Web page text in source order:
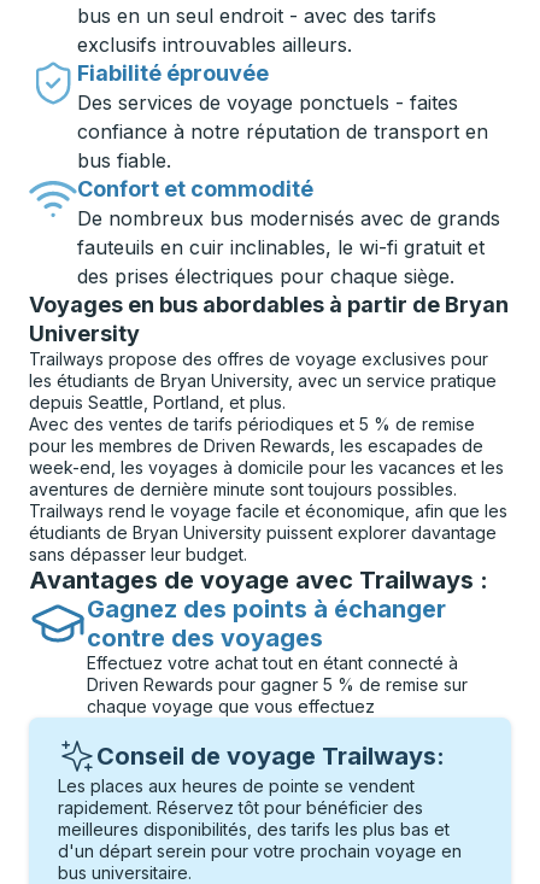
bus en un seul endroit - avec des tarifs
exclusifs introuvables ailleurs.
Fiabilité éprouvée
Des services de voyage ponctuels - faites
confiance à notre réputation de transport en
bus fiable.
Confort et commodité
De nombreux bus modernisés avec de grands
fauteuils en cuir inclinables, le wi-fi gratuit et
des prises électriques pour chaque siège.
Voyages en bus abordables à partir de Bryan
University
Trailways propose des offres de voyage exclusives pour
les étudiants de Bryan University, avec un service pratique
depuis Seattle, Portland, et plus.
Avec des ventes de tarifs périodiques et 5 % de remise
pour les membres de Driven Rewards, les escapades de
week-end, les voyages à domicile pour les vacances et les
aventures de dernière minute sont toujours possibles.
Trailways rend le voyage facile et économique, afin que les
étudiants de Bryan University puissent explorer davantage
sans dépasser leur budget.
Avantages de voyage avec Trailways :
Gagnez des points à échanger
contre des voyages
Effectuez votre achat tout en étant connecté à
Driven Rewards pour gagner 5 % de remise sur
chaque voyage que vous effectuez
Conseil de voyage Trailways:
Les places aux heures de pointe se vendent
rapidement. Réservez tôt pour bénéficier des
meilleures disponibilités, des tarifs les plus bas et
d'un départ serein pour votre prochain voyage en
bus universitaire.